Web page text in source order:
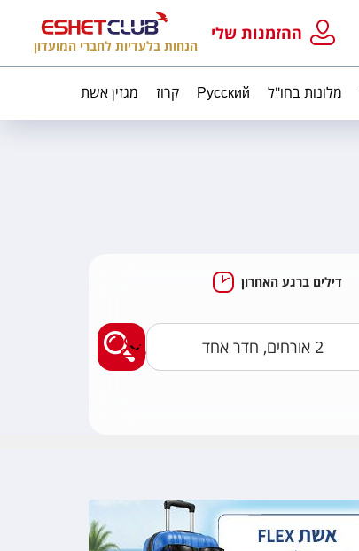
ההזמנות שלי
הנחות בלעדיות לחברי המועדון
מלונות בחו"ל Русский קרוז מגזין אשת
דילים ברגע האחרון
מצאו לי חבילות